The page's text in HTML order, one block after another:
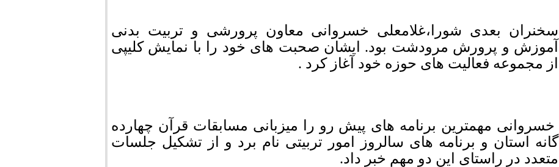
سخنران بعدی شورا،غلامعلی خسروانی معاون پرورشی و تربیت بدنی
آموزش و پرورش مرودشت بود. ایشان صحبت های خود را با نمایش کلیپی
از مجموعه فعالیت های حوزه خود آغاز کرد .
خسروانی مهمترین برنامه های پیش رو را میزبانی مسابقات قرآن چهارده
گانه استان و برنامه های سالروز امور تربیتی نام برد و از تشکیل جلسات
متعدد در راستای این دو مهم خبر داد.